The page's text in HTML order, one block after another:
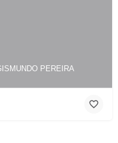
PEREIRA